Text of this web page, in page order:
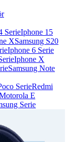
SerieIphone 15
XSamsung S20
Iphone 6 Serie
Iphone X
Samsung Note
SerieRedmi
E
Serie